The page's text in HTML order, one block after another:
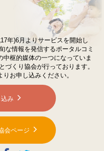
年)6月よりサービスを開始し
な情報を発信するポータルコミ
中枢的媒体の一つになっていま
づくり協会が行っております。
お申し込みください。
み
会ページ